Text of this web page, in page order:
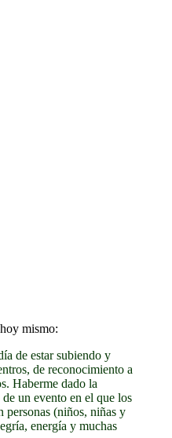
mismo:
de estar subiendo y
de reconocimiento a
Haberme dado la
un evento en el que los
personas (niños, niñas y
energía y muchas